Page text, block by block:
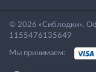
© 2026 «Сиблодки».
1155476135649
Мы принимаем: